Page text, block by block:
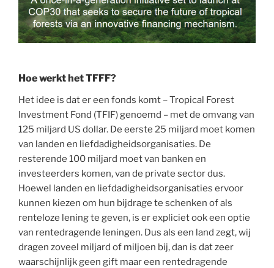
Hoe werkt het TFFF?
Het idee is dat er een fonds komt – Tropical Forest
Investment Fond (TFIF) genoemd – met de omvang van
125 miljard US dollar. De eerste 25 miljard moet komen
van landen en liefdadigheidsorganisaties. De
resterende 100 miljard moet van banken en
investeerders komen, van de private sector dus.
Hoewel landen en liefdadigheidsorganisaties ervoor
kunnen kiezen om hun bijdrage te schenken of als
renteloze lening te geven, is er expliciet ook een optie
van rentedragende leningen. Dus als een land zegt, wij
dragen zoveel miljard of miljoen bij, dan is dat zeer
waarschijnlijk geen gift maar een rentedragende